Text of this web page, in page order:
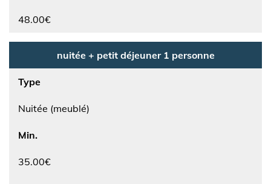
48.00€
nuitée + petit déjeuner 1 personne
Type
Nuitée (meublé)
Min.
35.00€